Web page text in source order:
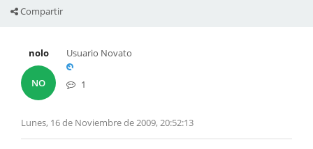
Compartir
nolo
NO
Usuario Novato
1
Lunes, 16 de Noviembre de 2009, 20:52:13